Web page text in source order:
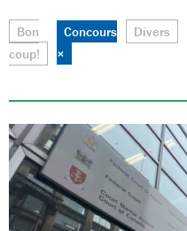
Bon
coup!
Concours
×
Divers